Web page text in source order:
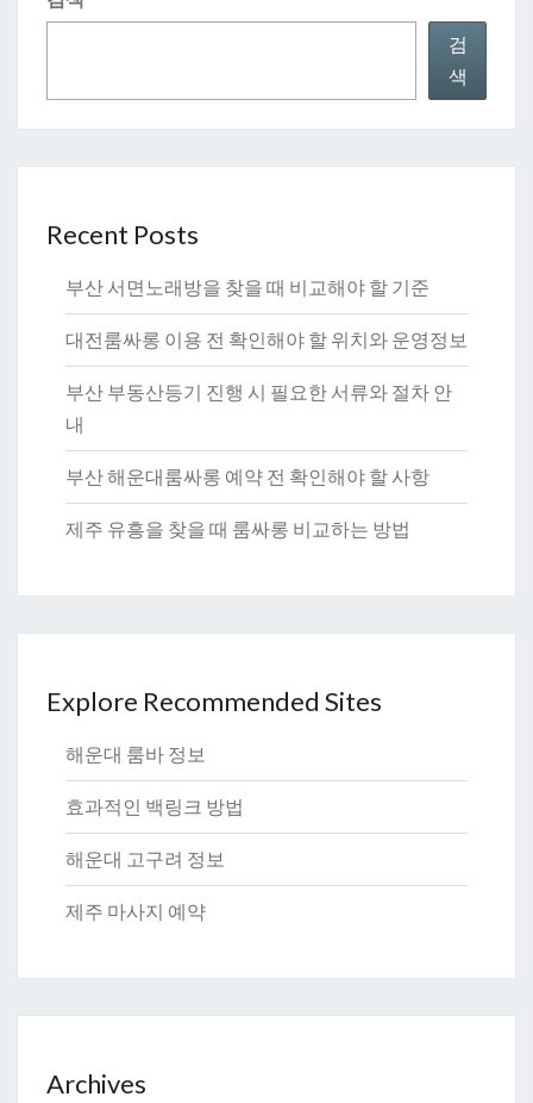
검
색
Recent Posts
부산 서면노래방을 찾을 때 비교해야 할 기준
대전룸싸롱 이용 전 확인해야 할 위치와 운영정보
부산 부동산등기 진행 시 필요한 서류와 절차 안
내
부산 해운대룸싸롱 예약 전 확인해야 할 사항
제주 유흥을 찾을 때 룸싸롱 비교하는 방법
Explore Recommended Sites
해운대 룸바 정보
효과적인 백링크 방법
해운대 고구려 정보
제주 마사지 예약
Archives